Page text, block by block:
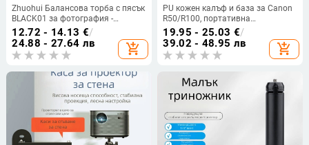
Zhuohui Балансова торба с пясък
BLACK01 за фотография -
капацитет 2-5 кг, материя Oxford
плат
12.72 - 14.13 €/
24.88 - 27.64 лв
add_shopping_cart
PU кожен калъф и база за Canon
R50/R100, портативна
фотокамера чанта, рамен стил,
износоустойчив и
удароустойчив, ретро стил
19.95 - 25.03 €/
39.02 - 48.95 лв
add_shopping_cart